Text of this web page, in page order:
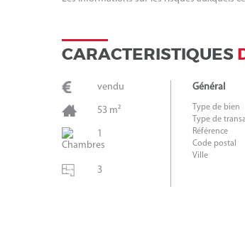
CARACTERISTIQUES
vendu
53 m²
1
3
Général
Type de bien
Type de
Référence
Code postal
Ville